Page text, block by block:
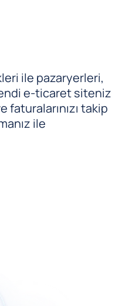
ile pazaryerleri,
e-ticaret siteniz
takip
ile